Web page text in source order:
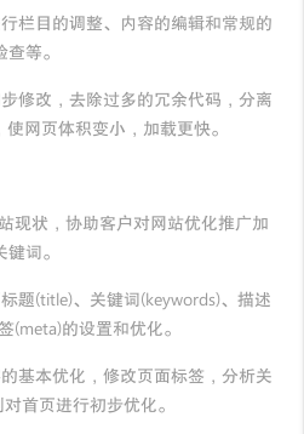
目的调整、内容的编辑和常规的
等。
改，去除过多的冗余代码，分离
网页体积变小，加载更快。
状，协助客户对网站优化推广加
词。
(title)、关键词(keywords)、描述
(meta)的设置和优化。
本优化，修改页面标签，分析关
首页进行初步优化。